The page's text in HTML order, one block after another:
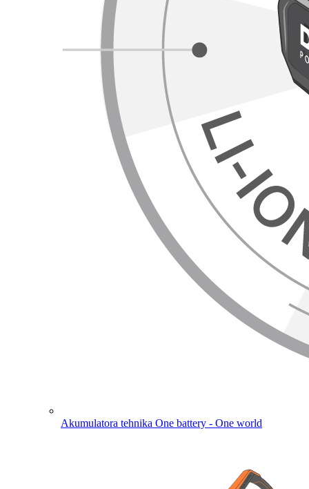
Akumulatora tehnika One battery - One world